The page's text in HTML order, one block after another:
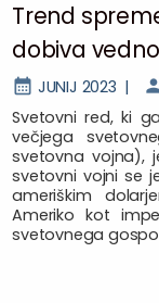
Trend
dobiva
JUNIJ 2023 |
Svetovni red, ki
večjega
svetovna vojna),
svetovni vojni se
ameriškim
Ameriko kot
svetovnega